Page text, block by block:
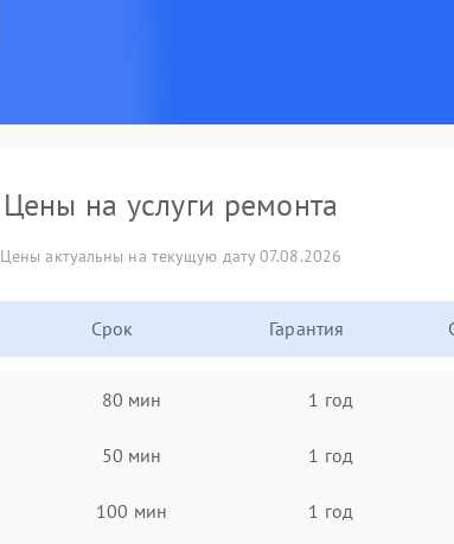
Цены на услуги ремонта
Цены актуальны на текущую дату 07.08.2026
Срок Гарантия
80 мин 1 год
50 мин 1 год
100 мин 1 год